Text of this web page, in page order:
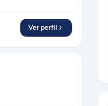
Ver perfil